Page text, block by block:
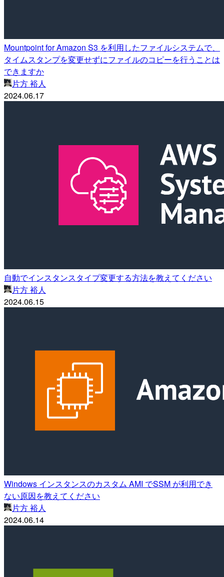
Mountpoint for Amazon S3 を利用したファイルシステムで、
タイムスタンプを変更せずにファイルのコピーを行うことは
できますか
片方 裕人
2024.06.17
自動でインスタンスタイプ変更する方法を教えてください
片方 裕人
2024.06.15
Windows インスタンスのカスタム AMI でSSM が利用でき
ない原因を教えてください
片方 裕人
2024.06.14